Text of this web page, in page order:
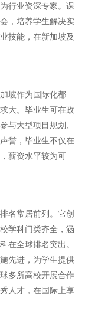
行业资深专家。课
，培养学生解决实
技能，在新加坡及
坡作为国际化都
大。毕业生可在政
与大型项目规划、
誉，毕业生不仅在
薪资水平较为可
名常居前列。它创
学科门类齐全，涵
在全球排名突出。
先进，为学生提供
多所高校开展合作
人才，在国际上享